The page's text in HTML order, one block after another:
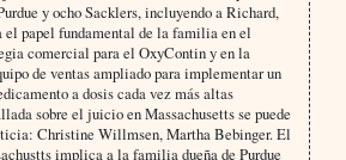
y ocho Sacklers, incluyendo a Richard,
el papel fundamental de la familia en el
comercial para el OxyContin y en la
de ventas ampliado para implementar un
a dosis cada vez más altas
sobre el juicio en Massachusetts se puede
Christine Willmsen, Martha Bebinger. El
implica a la familia dueña de Purdue